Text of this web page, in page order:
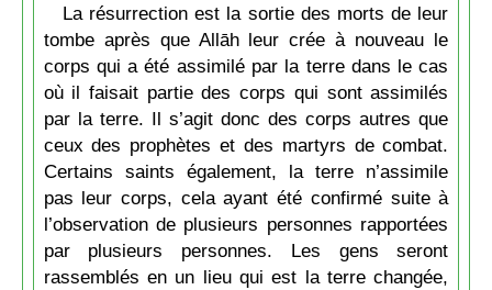
La résurrection est la sortie des morts de leur
tombe après que Allāh leur crée à nouveau le
corps qui a été assimilé par la terre dans le cas
où il faisait partie des corps qui sont assimilés
par la terre. Il s’agit donc des corps autres que
ceux des prophètes et des martyrs de combat.
Certains saints également, la terre n’assimile
pas leur corps, cela ayant été confirmé suite à
l’observation de plusieurs personnes rapportées
par plusieurs personnes. Les gens seront
rassemblés en un lieu qui est la terre changée,